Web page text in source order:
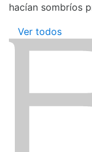
hacían sombríos
Ver todos